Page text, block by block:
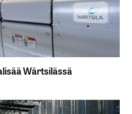
Wärtsilässä